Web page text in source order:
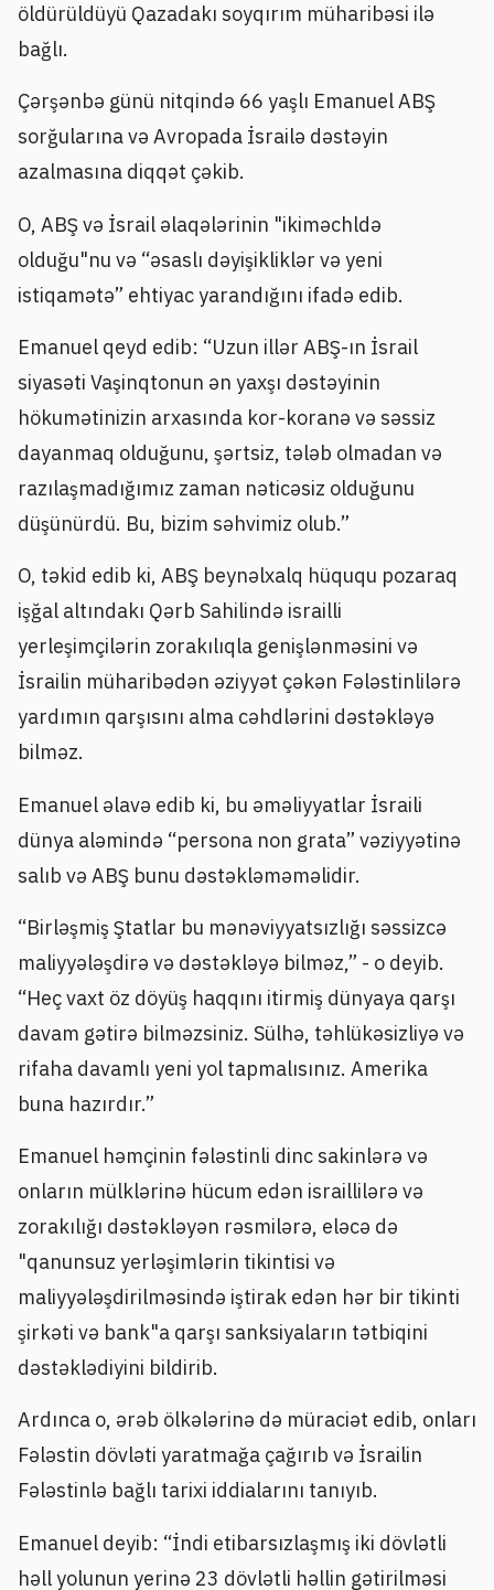
öldürüldüyü Qazadakı soyqırım müharibəsi ilə
bağlı.
Çərşənbə günü nitqində 66 yaşlı Emanuel ABŞ
sorğularına və Avropada İsrailə dəstəyin
azalmasına diqqət çəkib.
O, ABŞ və İsrail əlaqələrinin "ikiməchldə
olduğu"nu və “əsaslı dəyişikliklər və yeni
istiqamətə” ehtiyac yarandığını ifadə edib.
Emanuel qeyd edib: “Uzun illər ABŞ-ın İsrail
siyasəti Vaşinqtonun ən yaxşı dəstəyinin
hökumətinizin arxasında kor-koranə və səssiz
dayanmaq olduğunu, şərtsiz, tələb olmadan və
razılaşmadığımız zaman nəticəsiz olduğunu
düşünürdü. Bu, bizim səhvimiz olub.”
O, təkid edib ki, ABŞ beynəlxalq hüququ pozaraq
işğal altındakı Qərb Sahilində israilli
yerleşimçilərin zorakılıqla genişlənməsini və
İsrailin müharibədən əziyyət çəkən Fələstinlilərə
yardımın qarşısını alma cəhdlərini dəstəkləyə
bilməz.
Emanuel əlavə edib ki, bu əməliyyatlar İsraili
dünya aləmində “persona non grata” vəziyyətinə
salıb və ABŞ bunu dəstəkləməməlidir.
“Birləşmiş Ştatlar bu mənəviyyatsızlığı səssizcə
maliyyələşdirə və dəstəkləyə bilməz,” - o deyib.
“Heç vaxt öz döyüş haqqını itirmiş dünyaya qarşı
davam gətirə bilməzsiniz. Sülhə, təhlükəsizliyə və
rifaha davamlı yeni yol tapmalısınız. Amerika
buna hazırdır.”
Emanuel həmçinin fələstinli dinc sakinlərə və
onların mülklərinə hücum edən israillilərə və
zorakılığı dəstəkləyən rəsmilərə, eləcə də
"qanunsuz yerləşimlərin tikintisi və
maliyyələşdirilməsində iştirak edən hər bir tikinti
şirkəti və bank"a qarşı sanksiyaların tətbiqini
dəstəklədiyini bildirib.
Ardınca o, ərəb ölkələrinə də müraciət edib, onları
Fələstin dövləti yaratmağa çağırıb və İsrailin
Fələstinlə bağlı tarixi iddialarını tanıyıb.
Emanuel deyib: “İndi etibarsızlaşmış iki dövlətli
həll yolunun yerinə 23 dövlətli həllin gətirilməsi